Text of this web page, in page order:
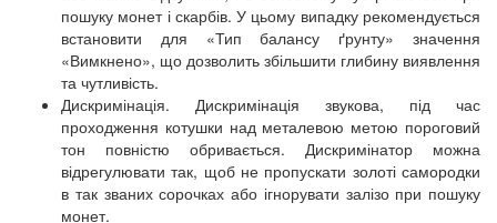
пошуку монет і скарбів. У цьому випадку рекомендується
встановити для «Тип балансу ґрунту» значення
«Вимкнено», що дозволить збільшити глибину виявлення
та чутливість.
Дискримінація. Дискримінація звукова, під час
проходження котушки над металевою метою пороговий
тон повністю обривається. Дискримінатор можна
відрегулювати так, щоб не пропускати золоті самородки
в так званих сорочках або ігнорувати залізо при пошуку
монет.